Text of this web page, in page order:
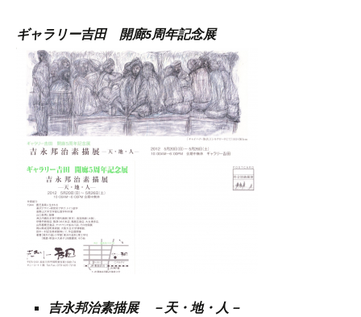
ギャラリー吉田 開廊5周年記念展
吉永邦治素描展 －天・地・人－